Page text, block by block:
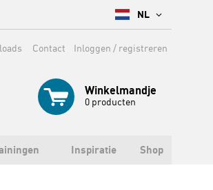
NL
Inloggen / registreren
Contact
Winkelmandje
0 producten
Inspiratie Shop